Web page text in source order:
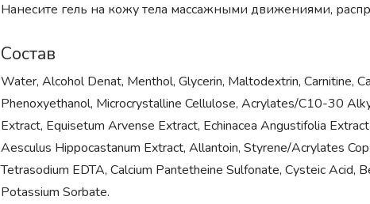
Нанесите гель на кожу тела массажными движениями,
Состав
Water, Alcohol Denat, Menthol, Glycerin, Maltodextrin, Carnitine,
Phenoxyethanol, Microcrystalline Cellulose, Acrylates/C10-30
Extract, Equisetum Arvense Extract, Echinacea Angustifolia
Aesculus Hippocastanum Extract, Allantoin, Styrene/Acrylates
Tetrasodium EDTA, Calcium Pantetheine Sulfonate, Cysteic Acid,
Potassium Sorbate.